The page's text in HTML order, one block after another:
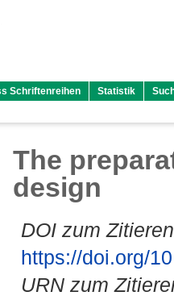
Schriftenreihen Statistik
The
design
DOI zum
https://doi.org/
URN zum